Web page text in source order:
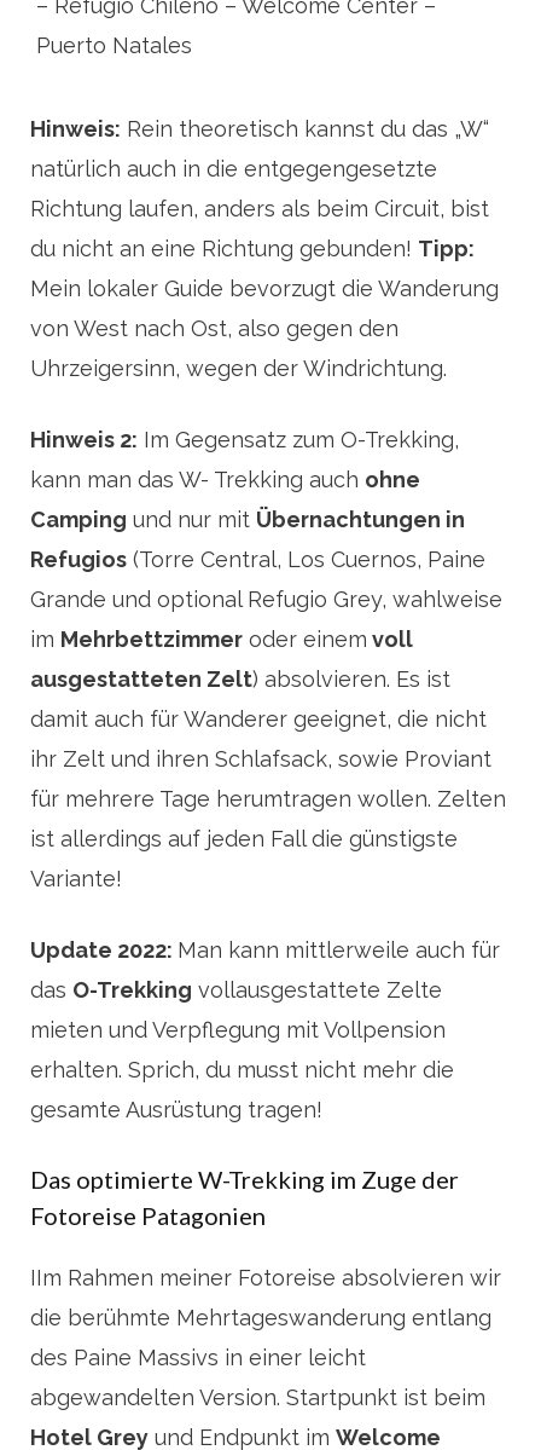
Puerto Natales
Hinweis: Rein theoretisch kannst du das „W“
natürlich auch in die entgegengesetzte
Richtung laufen, anders als beim Circuit, bist
du nicht an eine Richtung gebunden! Tipp:
Mein lokaler Guide bevorzugt die Wanderung
von West nach Ost, also gegen den
Uhrzeigersinn, wegen der Windrichtung.
Hinweis 2: Im Gegensatz zum O-Trekking,
kann man das W- Trekking auch ohne
Camping und nur mit Übernachtungen in
Refugios (Torre Central, Los Cuernos, Paine
Grande und optional Refugio Grey, wahlweise
im Mehrbettzimmer oder einem voll
ausgestatteten Zelt) absolvieren. Es ist
damit auch für Wanderer geeignet, die nicht
ihr Zelt und ihren Schlafsack, sowie Proviant
für mehrere Tage herumtragen wollen. Zelten
ist allerdings auf jeden Fall die günstigste
Variante!
Update 2022: Man kann mittlerweile auch für
das O-Trekking vollausgestattete Zelte
mieten und Verpflegung mit Vollpension
erhalten. Sprich, du musst nicht mehr die
gesamte Ausrüstung tragen!
Das optimierte W-Trekking im Zuge der
Fotoreise Patagonien
IIm Rahmen meiner Fotoreise absolvieren wir
die berühmte Mehrtageswanderung entlang
des Paine Massivs in einer leicht
abgewandelten Version. Startpunkt ist beim
Hotel Grey und Endpunkt im Welcome